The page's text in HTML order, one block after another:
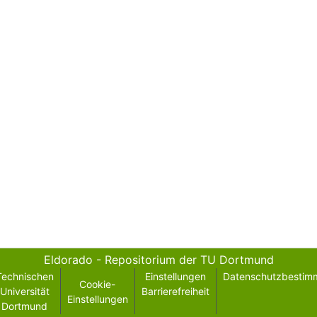
Eldorado - Repositorium der TU Dortmund
Universität
Dortmund
Cookie-
Einstellungen
Einstellungen
Barrierefreiheit